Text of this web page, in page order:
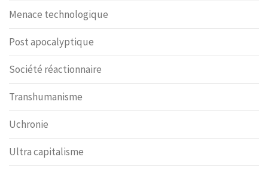
Menace technologique
Post apocalyptique
Société réactionnaire
Transhumanisme
Uchronie
Ultra capitalisme